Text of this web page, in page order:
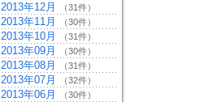
2013年12月 （31件）
2013年11月 （30件）
2013年10月 （31件）
2013年09月 （30件）
2013年08月 （31件）
2013年07月 （32件）
2013年06月 （30件）